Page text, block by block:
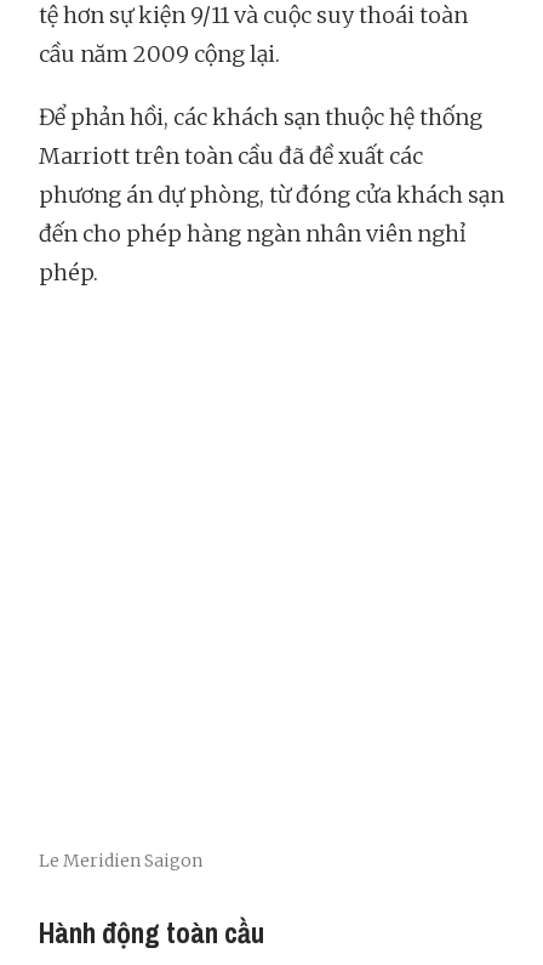
tệ hơn sự kiện 9/11 và cuộc suy thoái toàn
cầu năm 2009 cộng lại.
Để phản hồi, các khách sạn thuộc hệ thống
Marriott trên toàn cầu đã đề xuất các
phương án dự phòng, từ đóng cửa khách sạn
đến cho phép hàng ngàn nhân viên nghỉ
phép.
Le Meridien Saigon
Hành động toàn cầu